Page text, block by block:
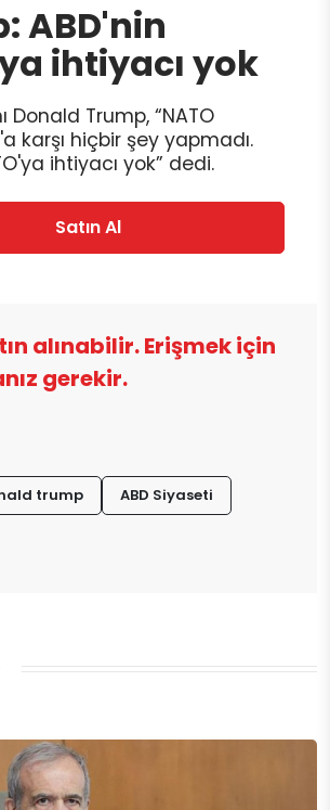
ABD'nin
ihtiyacı yok
Donald Trump, “NATO
karşı hiçbir şey yapmadı.
ihtiyacı yok” dedi.
Satın Al
alınabilir. Erişmek için
gerekir.
trump ABD Siyaseti